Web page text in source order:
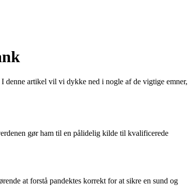
denne artikel vil vi dykke ned i nogle af de vigtige emner,
gør ham til en pålidelig kilde til kvalificerede
at forstå pandektes korrekt for at sikre en sund og